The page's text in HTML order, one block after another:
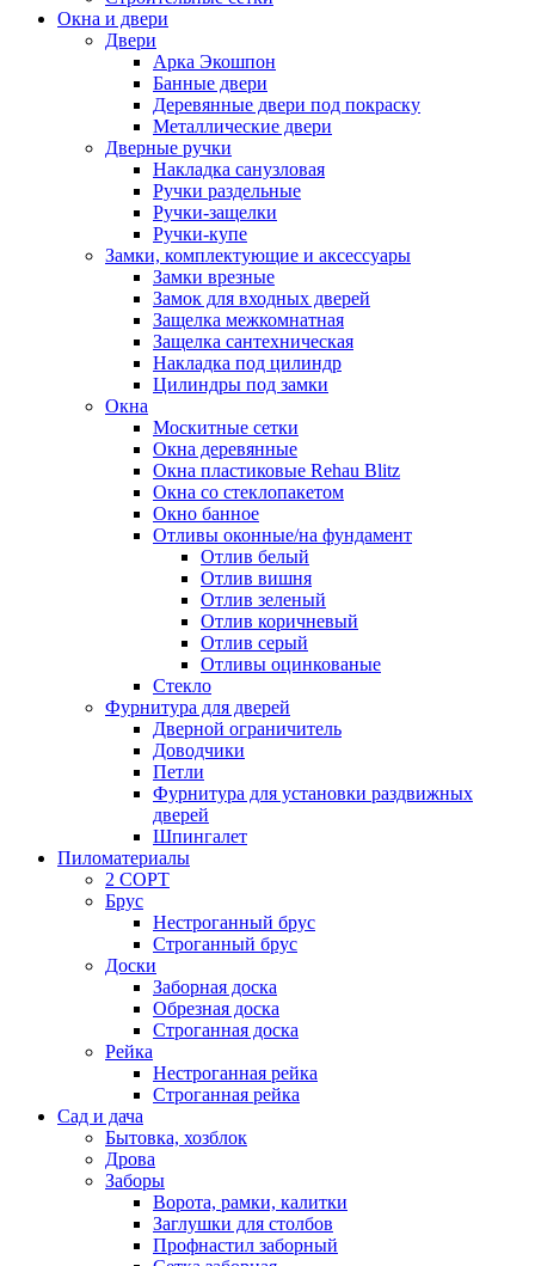
Окна и двери
Двери
Арка Экошпон
Банные двери
Деревянные двери под покраску
Металлические двери
Дверные ручки
Накладка санузловая
Ручки раздельные
Ручки-защелки
Ручки-купе
Замки, комплектующие и аксессуары
Замки врезные
Замок для входных дверей
Защелка межкомнатная
Защелка сантехническая
Накладка под цилиндр
Цилиндры под замки
Окна
Москитные сетки
Окна деревянные
Окна пластиковые Rehau Blitz
Окна со стеклопакетом
Окно банное
Отливы оконные/на фундамент
Отлив белый
Отлив вишня
Отлив зеленый
Отлив коричневый
Отлив серый
Отливы оцинкованые
Стекло
Фурнитура для дверей
Дверной ограничитель
Доводчики
Петли
Фурнитура для установки раздвижных
дверей
Шпингалет
Пиломатериалы
2 СОРТ
Брус
Нестроганный брус
Строганный брус
Доски
Заборная доска
Обрезная доска
Строганная доска
Рейка
Нестроганная рейка
Строганная рейка
Сад и дача
Бытовка, хозблок
Дрова
Заборы
Ворота, рамки, калитки
Заглушки для столбов
Профнастил заборный